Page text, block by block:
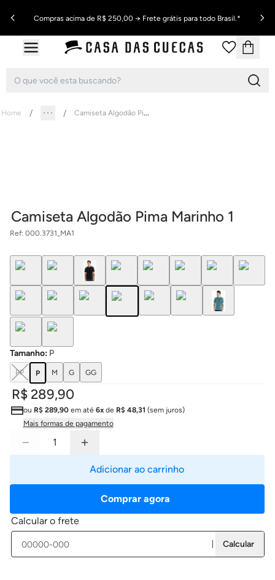
Compras acima de R$ 250,00 → Frete grátis para todo Brasil.*
Home Camiseta Algodão Pima Marinho 1
Camiseta Algodão Pima Marinho 1
Ref: 000.3731_MA1
Tamanho: P
PP P M G GG
R$ 289,90
ou R$ 289,90em até 6xde R$ 48,31 (sem juros)
Mais formas de pagamento
Comprar agora
Adicionar ao carrinho
Calcular o frete
Calcular